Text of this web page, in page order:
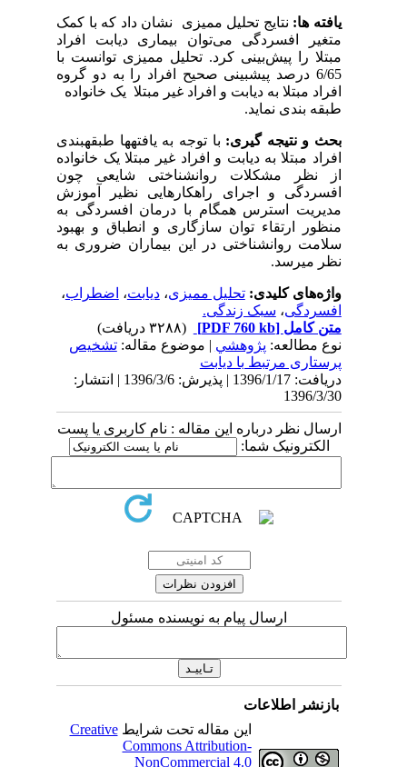
یافته ها:نتایج تحلیل ممیزی نشان داد که با کمک
متغیر افسردگی می‌توان بیماری دیابت افراد
مبتلا را پیش‌بینی کرد. تحلیل ممیزی توانست با
6/65 درصد پیش­بینی صحیح افراد را به دو گروه
افراد مبتلا به دیابت و افراد غیر مبتلا یک خانواده
طبقه بندی نماید.
بحث و نتیجه گیری:با توجه به یافته­ها طبقه­بندی
افراد مبتلا به دیابت و افراد غیر مبتلا یک خانواده
از نظر مشکلات روانشناختی شایعی چون
افسردگی و اجرای راهکارهایی نظیر آموزش
مدیریت استرس همگام با درمان افسردگی به
منظور ارتقاء توان سازگاری و انطباق و بهبود
سلامت روانشناختی در این بیماران ضروری به
نظر می­رسد.
واژه‌های کلیدی:تحلیل ممیزی،دیابت،اضطراب،
افسردگی،سبک زندگی.
متن کامل[PDF 760 kb]
نوع مطالعه:پژوهشي| موضوع مقاله:تشخیص
پرستاری مرتبط با دیابت
دریافت: 1396/1/17 | پذیرش: 1396/3/6 | انتشار:
1396/3/30
ارسال نظر درباره این مقاله : نام کاربری یا پست
الکترونیک شما:
ارسال پیام به نویسنده مسئول
بازنشر اطلاعات
این مقاله تحت شرایطCreative
Commons Attribution-
NonCommercial 4.0